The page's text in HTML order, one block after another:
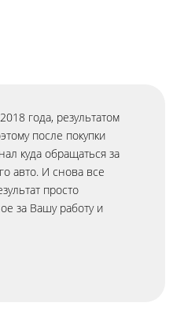
года, результатом
после покупки
куда обращаться за
авто. И снова все
просто
за Вашу работу и